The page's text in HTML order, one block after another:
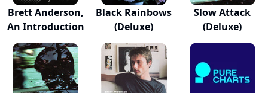
Brett Anderson,
An Introduction
Black Rainbows
(Deluxe)
Slow Attack
(Deluxe)